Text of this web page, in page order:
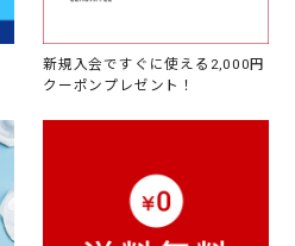
新規入会ですぐに使える2,000円
クーポンプレゼント！